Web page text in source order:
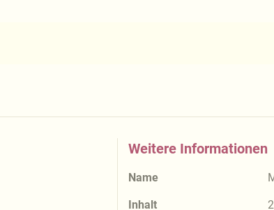
Weitere Informationen
Name
Inhalt